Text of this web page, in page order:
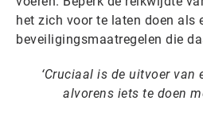
het zich voor te laten doen als
beveiligingsmaatregelen die
‘Cruciaal is de uitvoer van
alvorens iets te doen